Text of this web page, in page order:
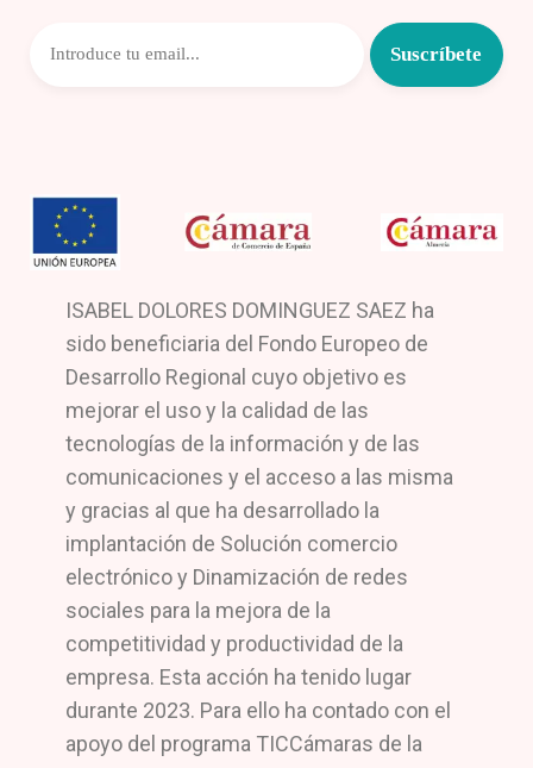
ISABEL DOLORES DOMINGUEZ SAEZ ha
sido beneficiaria del Fondo Europeo de
Desarrollo Regional cuyo objetivo es
mejorar el uso y la calidad de las
tecnologías de la información y de las
comunicaciones y el acceso a las misma
y gracias al que ha desarrollado la
implantación de Solución comercio
electrónico y Dinamización de redes
sociales para la mejora de la
competitividad y productividad de la
empresa. Esta acción ha tenido lugar
durante 2023. Para ello ha contado con el
apoyo del programa TICCámaras de la